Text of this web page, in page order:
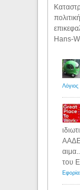
Hans-
ΑΑΔΕ
του